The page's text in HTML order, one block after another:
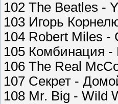
102 The Beatles -
103 Игорь
104 Robert Miles -
105 Комбинация -
106 The Real
107 Секрет -
108 Mr. Big - Wild